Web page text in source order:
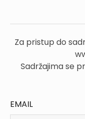
Za pristup do
Sadržajima se
EMAIL